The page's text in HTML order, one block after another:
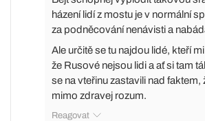
házení lidí z mostu je v normální
za podněcování nenávisti a
Ale určitě se tu najdou lidé, kteří
že Rusové nejsou lidi a ať si tam
se na vteřinu zastavili nad faktem,
mimo zdravej rozum.
Reagovat